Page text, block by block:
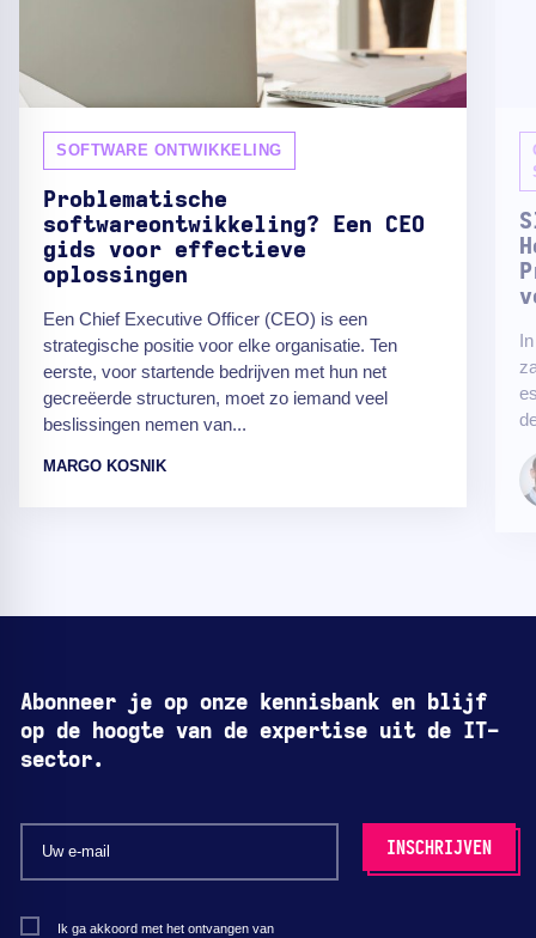
SOFTWARE ONTWIKKELING
Problematische
softwareontwikkeling? Een CEO
gids voor effectieve
oplossingen
Een Chief Executive Officer (CEO) is een
strategische positie voor elke organisatie. Ten
eerste, voor startende bedrijven met hun net
gecreëerde structuren, moet zo iemand veel
beslissingen nemen van...
MARGO KOSNIK
Abonneer je op onze kennisbank en blijf
op de hoogte van de expertise uit de IT-
sector.
Ik ga akkoord met het ontvangen van